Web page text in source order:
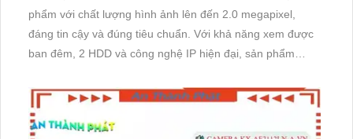
phẩm với chất lượng hình ảnh lên đến 2.0 megapixel,
đáng tin cậy và đúng tiêu chuẩn. Với khả năng xem được
ban đêm, 2 HDD và công nghệ IP hiện đại, sản phẩm
đầu ra HDMI và thiết kế nhỏ gọn, phù hợp cho các công
trình khác nhau